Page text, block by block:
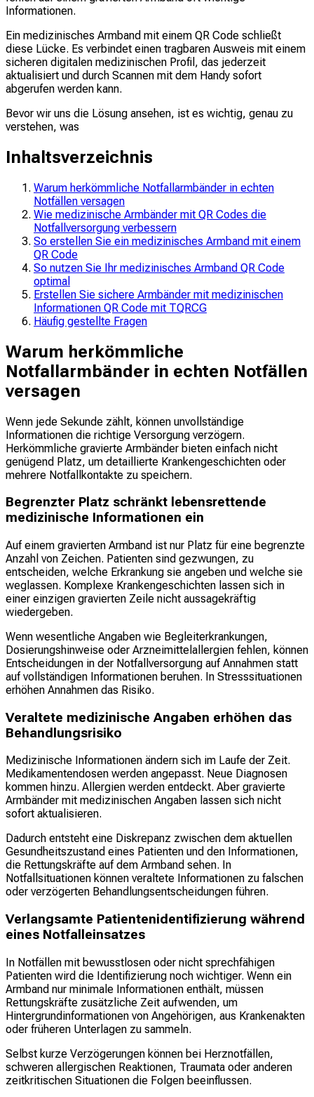
Informationen.
Ein medizinisches Armband mit einem QR Code schließt
diese Lücke. Es verbindet einen tragbaren Ausweis mit einem
sicheren digitalen medizinischen Profil, das jederzeit
aktualisiert und durch Scannen mit dem Handy sofort
abgerufen werden kann.
Bevor wir uns die Lösung ansehen, ist es wichtig, genau zu
verstehen, was
Inhaltsverzeichnis
Warum herkömmliche Notfallarmbänder in echten
Notfällen versagen
Wie medizinische Armbänder mit QR Codes die
Notfallversorgung verbessern
So erstellen Sie ein medizinisches Armband mit einem
QR Code
So nutzen Sie Ihr medizinisches Armband QR Code
optimal
Erstellen Sie sichere Armbänder mit medizinischen
Informationen QR Code mit TQRCG
Häufig gestellte Fragen
Warum herkömmliche
Notfallarmbänder in echten Notfällen
versagen
Wenn jede Sekunde zählt, können unvollständige
Informationen die richtige Versorgung verzögern.
Herkömmliche gravierte Armbänder bieten einfach nicht
genügend Platz, um detaillierte Krankengeschichten oder
mehrere Notfallkontakte zu speichern.
Begrenzter Platz schränkt lebensrettende
medizinische Informationen ein
Auf einem gravierten Armband ist nur Platz für eine begrenzte
Anzahl von Zeichen. Patienten sind gezwungen, zu
entscheiden, welche Erkrankung sie angeben und welche sie
weglassen. Komplexe Krankengeschichten lassen sich in
einer einzigen gravierten Zeile nicht aussagekräftig
wiedergeben.
Wenn wesentliche Angaben wie Begleiterkrankungen,
Dosierungshinweise oder Arzneimittelallergien fehlen, können
Entscheidungen in der Notfallversorgung auf Annahmen statt
auf vollständigen Informationen beruhen. In Stresssituationen
erhöhen Annahmen das Risiko.
Veraltete medizinische Angaben erhöhen das
Behandlungsrisiko
Medizinische Informationen ändern sich im Laufe der Zeit.
Medikamentendosen werden angepasst. Neue Diagnosen
kommen hinzu. Allergien werden entdeckt. Aber gravierte
Armbänder mit medizinischen Angaben lassen sich nicht
sofort aktualisieren.
Dadurch entsteht eine Diskrepanz zwischen dem aktuellen
Gesundheitszustand eines Patienten und den Informationen,
die Rettungskräfte auf dem Armband sehen. In
Notfallsituationen können veraltete Informationen zu falschen
oder verzögerten Behandlungsentscheidungen führen.
Verlangsamte Patientenidentifizierung während
eines Notfalleinsatzes
In Notfällen mit bewusstlosen oder nicht sprechfähigen
Patienten wird die Identifizierung noch wichtiger. Wenn ein
Armband nur minimale Informationen enthält, müssen
Rettungskräfte zusätzliche Zeit aufwenden, um
Hintergrundinformationen von Angehörigen, aus Krankenakten
oder früheren Unterlagen zu sammeln.
Selbst kurze Verzögerungen können bei Herznotfällen,
schweren allergischen Reaktionen, Traumata oder anderen
zeitkritischen Situationen die Folgen beeinflussen.